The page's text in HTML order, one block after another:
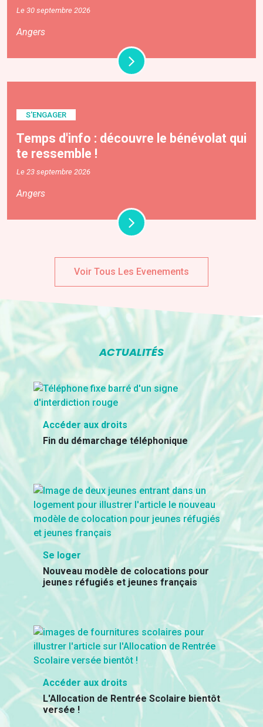
Le 30 septembre 2026
Angers
S'ENGAGER
Temps d'info : découvre le bénévolat qui
te ressemble !
Le 23 septembre 2026
Angers
Voir Tous Les Evenements
ACTUALITÉS
Accéder aux droits
Fin du démarchage téléphonique
Se loger
Nouveau modèle de colocations pour
jeunes réfugiés et jeunes français
Accéder aux droits
L'Allocation de Rentrée Scolaire bientôt
versée !